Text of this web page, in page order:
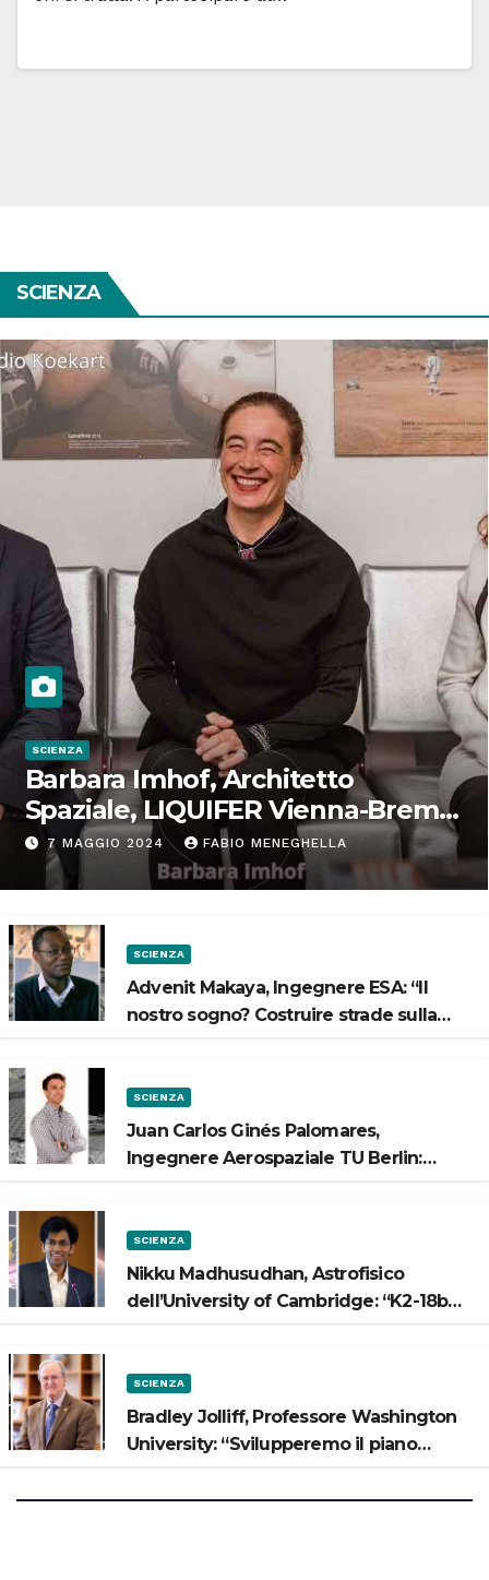
SCIENZA
SCIENZA
Barbara Imhof, Architetto
Spaziale, LIQUIFER Vienna-Brema:
“Progettiamo habitat per lo
Spazio”
7 MAGGIO 2024 FABIO MENEGHELLA
SCIENZA
Advenit Makaya, Ingegnere ESA: “Il
nostro sogno? Costruire strade sulla
SCIENZA
Juan Carlos Ginés Palomares,
Ingegnere Aerospaziale TU Berlin:
SCIENZA
Nikku Madhusudhan, Astrofisico
dell’University of Cambridge: “K2-18b
SCIENZA
Bradley Jolliff, Professore Washington
University: “Svilupperemo il piano